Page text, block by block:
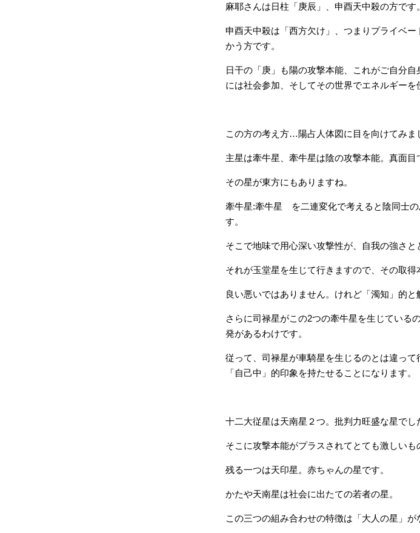
麻耶さんは日柱「庚辰」、申酉天中殺の方です。
申酉天中殺は「西方欠け」、つまりプライベ
かう方です。
日干の「庚」も陽の攻撃本能、これがご自分
には社会参加、そしてその世界でエネルギー
この方の考え方…陽占人体図に目を向けてみま
主星は牽牛星、牽牛星は陰の攻撃本能。真面目
その星が東方にもありますね。
牽牛星:牽牛星 を二連変化で考えると陰同士
す。
そこで地味で用心深い攻撃性が、自我の強さ
それが玉堂星を生じて行きますので、その取得
良い悪いではありません。けれど「濁知」的と
さらに司禄星がこの2つの牽牛星を生じている
発があるわけです。
従って、司禄星が車騎星を生じるのとは違っ
「自己中」的印象を持たせることになります。
十二大従星は天南星２つ。批判力旺盛な星でし
そこに攻撃本能がプラスされてとても激しいも
残る一つは天印星。赤ちゃんの星です。
かたや天南星は社会に出たての若者の星。
この三つの組み合わせの特徴は「大人の星」が